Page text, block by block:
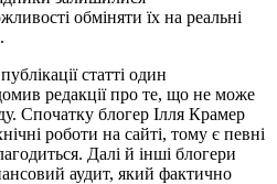
обміняти їх на реальні
статті один
редакції про те, що не може
Спочатку блогер Ілля Крамер
роботи на сайті, тому є певні
Далі й інші блогери
аудит, який фактично